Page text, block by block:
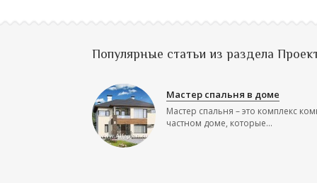
Популярные статьи из раздела
Мастер спальня в доме
Мастер спальня – это комплекс
частном доме, которые...